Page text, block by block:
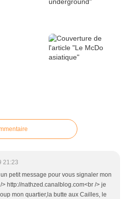
21:23
petit message pour vous signaler mon
http://nathzed.canalblog.com<br /> je
mon quartier,la butte aux Cailles, le